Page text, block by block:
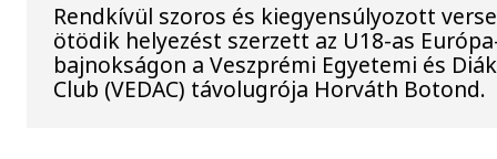
Rendkívül szoros és kiegyensúlyozott
ötödik helyezést szerzett az U18-as
bajnokságon a Veszprémi Egyetemi és
Club (VEDAC) távolugrója Horváth Botond.